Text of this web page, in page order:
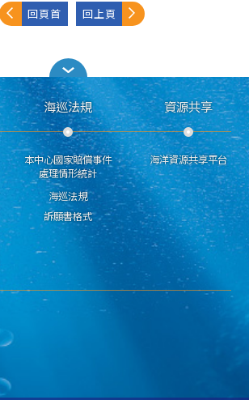
回頁首 回上頁
海巡法規
本中心國家賠償事件
處理情形統計
海巡法規
訴願書格式
資源共享
海洋資源共享平台